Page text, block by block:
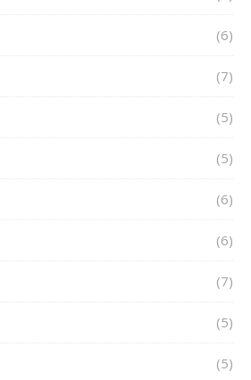
(6)
(7)
(5)
(5)
(6)
(6)
(7)
(5)
(5)